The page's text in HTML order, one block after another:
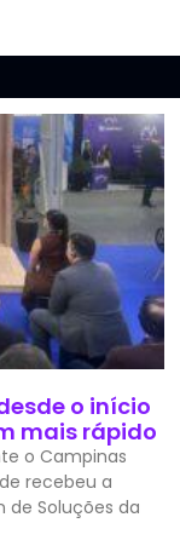
o início
mais rápido
o Campinas
recebeu a
de Soluções da